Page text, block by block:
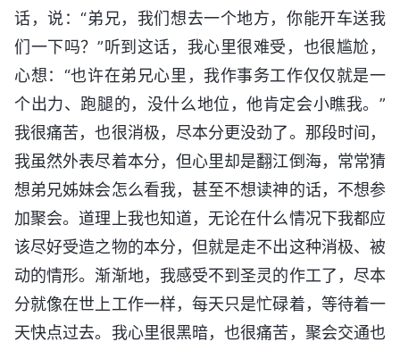
话，说：“弟兄，我们想去一个地方，你能开车送我
们一下吗？”听到这话，我心里很难受，也很尴尬，
心想：“也许在弟兄心里，我作事务工作仅仅就是一
个出力、跑腿的，没什么地位，他肯定会小瞧我。”
我很痛苦，也很消极，尽本分更没劲了。那段时间，
我虽然外表尽着本分，但心里却是翻江倒海，常常猜
想弟兄姊妹会怎么看我，甚至不想读神的话，不想参
加聚会。道理上我也知道，无论在什么情况下我都应
该尽好受造之物的本分，但就是走不出这种消极、被
动的情形。渐渐地，我感受不到圣灵的作工了，尽本
分就像在世上工作一样，每天只是忙碌着，等待着一
天快点过去。我心里很黑暗，也很痛苦，聚会交通也